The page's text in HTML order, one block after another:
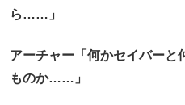
ら……」
アーチャー「何かセイバーと
ものか……」